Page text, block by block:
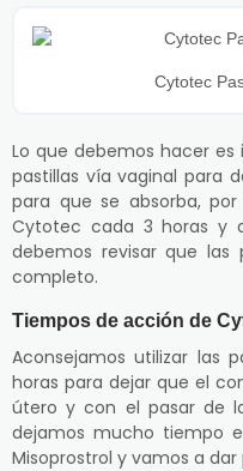
Cytotec
Lo que debemos hacer
pastillas vía vaginal para
para que se absorba,
Cytotec cada 3 horas y
debemos revisar que las
completo.
Tiempos de acción de
Aconsejamos utilizar las
horas para dejar que el
útero y con el pasar de
dejamos mucho tiempo
Misoprostrol y vamos a